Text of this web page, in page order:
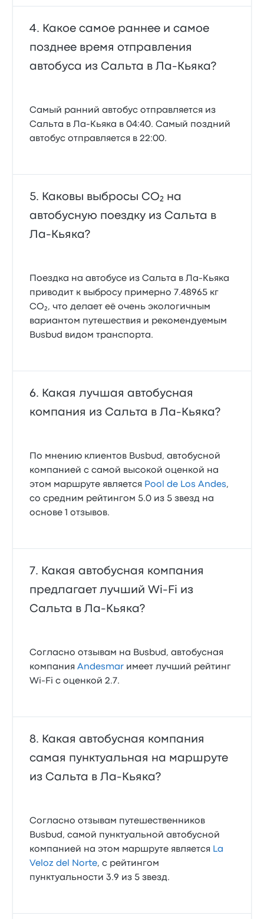
Какое самое раннее и самое
позднее время отправления
автобуса из Сальта в Ла-Кьяка?
Самый ранний автобус отправляется из
Сальта в Ла-Кьяка в 04:40. Самый поздний
автобус отправляется в 22:00.
Каковы выбросы CO₂ на
автобусную поездку из Сальта в
Ла-Кьяка?
Поездка на автобусе из Сальта в Ла-Кьяка
приводит к выбросу примерно 7.48965 кг
CO₂, что делает её очень экологичным
вариантом путешествия и рекомендуемым
Busbud видом транспорта.
Какая лучшая автобусная
компания из Сальта в Ла-Кьяка?
По мнению клиентов Busbud, автобусной
компанией с самой высокой оценкой на
этом маршруте является Pool de Los Andes,
со средним рейтингом 5.0 из 5 звезд на
основе 1 отзывов.
Какая автобусная компания
предлагает лучший Wi‑Fi из
Сальта в Ла-Кьяка?
Согласно отзывам на Busbud, автобусная
компанияAndesmar имеет лучший рейтинг
Wi‑Fi с оценкой 2.7.
Какая автобусная компания
самая пунктуальная на маршруте
из Сальта в Ла-Кьяка?
Согласно отзывам путешественников
Busbud, самой пунктуальной автобусной
компанией на этом маршруте является La
Veloz del Norte, с рейтингом
пунктуальности 3.9 из 5 звезд.